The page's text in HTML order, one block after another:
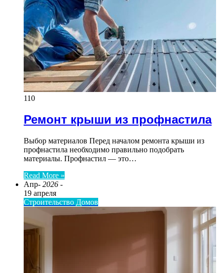
110
Ремонт крыши из профнастила
Выбор материалов Перед началом ремонта крыши из
профнастила необходимо правильно подобрать
материалы. Профнастил — это…
Read More »
Апр- 2026 -
19 апреля
Строительство Домов